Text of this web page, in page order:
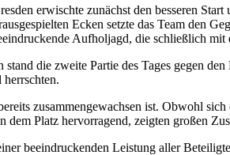
erwischte zunächst den besseren
Ecken setzte das Team den
Aufholjagd, die schließlich
die zweite Partie des Tages gegen
herrschten.
zusammengewachsen ist. Obwohl
Platz hervorragend, zeigten großen
beeindruckenden Leistung aller